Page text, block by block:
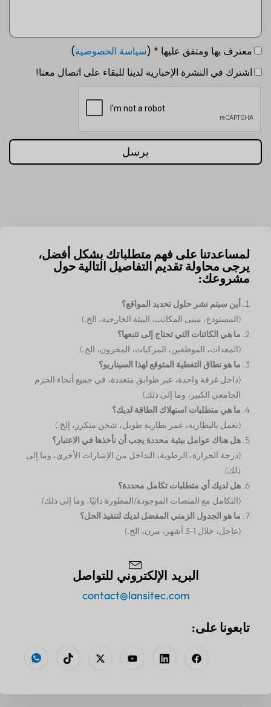
معترف بها ومتفق عليها * (سياسة الخصوصية)
اشترك في النشرة الإخبارية لدينا للبقاء على اتصال معنا!
يرسل
لمساعدتنا على فهم متطلباتك بشكل أفضل،
يرجى محاولة تقديم التفاصيل التالية حول
مشروعك:
أين سيتم نشر حلول تحديد المواقع؟
(المستودع، مبنى المكاتب، البيئة الخارجية، الخ.)
ما هي الكائنات التي تحتاج إلى تتبعها؟
(المعدات، الموظفين، المركبات، المخزون، الخ.)
ما هو نطاق التغطية المتوقع لهذا السيناريو؟
(داخل غرفة واحدة، عبر طوابق متعددة، في جميع أنحاء الحرم
الجامعي الكبير، وما إلى ذلك)
ما هي متطلبات استهلاك الطاقة لديك؟
(تعمل بالبطارية، عمر بطارية طويل، شحن متكرر، إلخ.)
هل هناك عوامل بيئية محددة يجب أن نأخذها في الاعتبار؟
(درجة الحرارة، الرطوبة، التداخل من الإشارات الأخرى، وما إلى
ذلك)
هل لديك أي متطلبات تكامل محددة؟
(التكامل مع المنصات الموجودة/المطورة ذاتيًا، وما إلى ذلك)
ما هو الجدول الزمني المفضل لديك لتنفيذ الحل؟
(عاجل، خلال 1-3 أشهر، مرن، الخ.)
البريد الإلكتروني للتواصل
contact@lansitec.com
تابعونا على: